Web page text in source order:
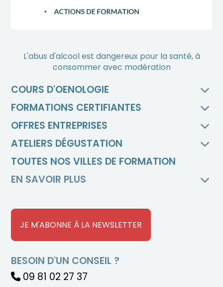
L'abus d'alcool est dangereux pour la santé, à
consommer avec modération
COURS D'OENOLOGIE
FORMATIONS CERTIFIANTES
OFFRES ENTREPRISES
ATELIERS DÉGUSTATION
TOUTES NOS VILLES DE FORMATION
EN SAVOIR PLUS
JE M'ABONNE À LA NEWSLETTER
BESOIN D'UN CONSEIL ?
09 81 02 27 37